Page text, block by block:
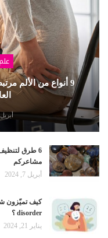
9 أنواع من الألم
أبريل 8, 2024
6 طرق
مشاعركم
أبريل 7, 2024
disorder ؟
يناير 21, 2024